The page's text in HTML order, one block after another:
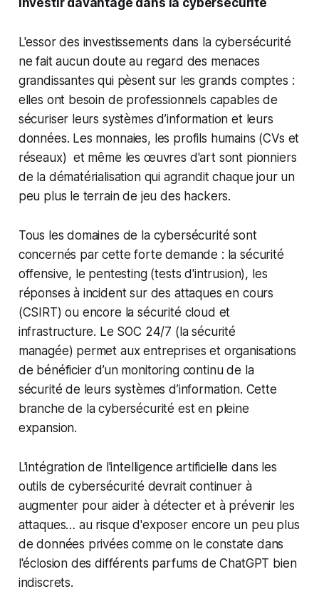
L'essor des investissements dans la cybersécurité
ne fait aucun doute au regard des menaces
grandissantes qui pèsent sur les grands comptes :
elles ont besoin de professionnels capables de
sécuriser leurs systèmes d’information et leurs
données. Les monnaies, les profils humains (CVs et
réseaux) et même les œuvres d'art sont pionniers
de la dématérialisation qui agrandit chaque jour un
peu plus le terrain de jeu des hackers.
Tous les domaines de la cybersécurité sont
concernés par cette forte demande : la sécurité
offensive, le pentesting (tests d'intrusion), les
réponses à incident sur des attaques en cours
(CSIRT) ou encore la sécurité cloud et
infrastructure. Le SOC 24/7 (la sécurité
managée) permet aux entreprises et organisations
de bénéficier d’un monitoring continu de la
sécurité de leurs systèmes d’information. Cette
branche de la cybersécurité est en pleine
expansion.
L'intégration de l'intelligence artificielle dans les
outils de cybersécurité devrait continuer à
augmenter pour aider à détecter et à prévenir les
attaques… au risque d'exposer encore un peu plus
de données privées comme on le constate dans
l'éclosion des différents parfums de ChatGPT bien
indiscrets.